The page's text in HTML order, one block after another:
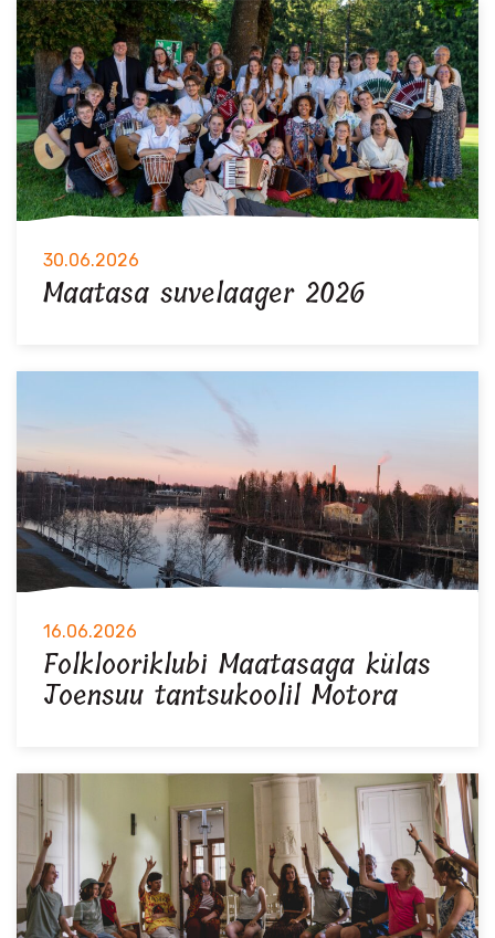
30.06.2026
Maatasa suvelaager 2026
16.06.2026
Folklooriklubi Maatasaga külas
Joensuu tantsukoolil Motora